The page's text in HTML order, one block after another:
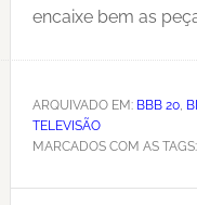
encaixe bem as
ARQUIVADO EM: BBB 20,
TELEVISÃO
MARCADOS COM AS TAGS: